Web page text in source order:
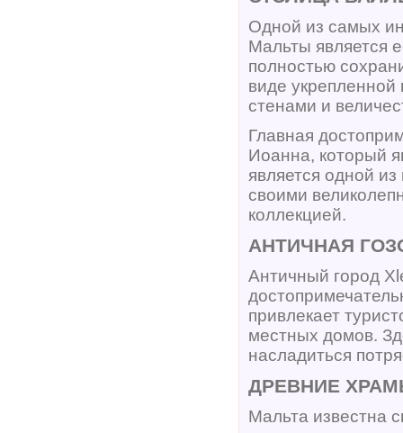
Одной из самых
Мальты является
полностью
виде
стенами и
Главная
Иоанна, который
является одной
своими
коллекцией.
АНТИЧНАЯ
Античный город
привлекает
местных домов.
насладиться
ДРЕВНИЕ
Мальта известна